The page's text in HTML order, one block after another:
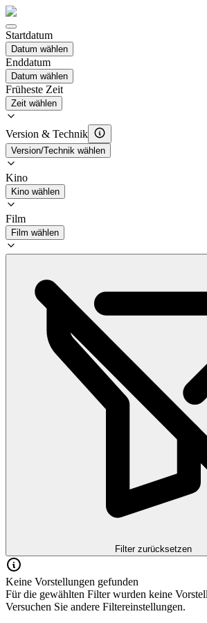
Startdatum
Datum wählen
Enddatum
Datum wählen
Früheste Zeit
Zeit wählen
Version & Technik
Version/Technik wählen
Kino
Kino wählen
Film
Film wählen
Filter zurücksetzen
Keine Vorstellungen gefunden
Für die gewählten Filter wurden keine
Versuchen Sie andere Filtereinstellungen.